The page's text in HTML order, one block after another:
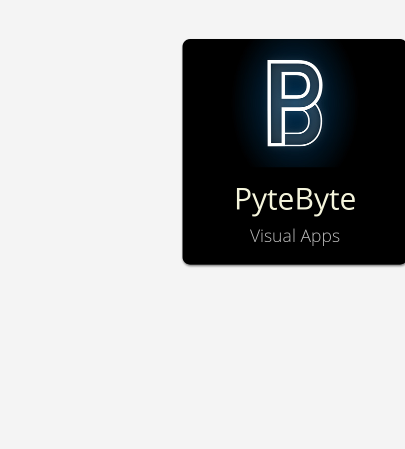
PyteByte
Visual Apps